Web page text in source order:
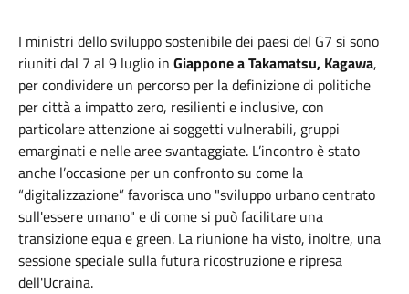
I ministri dello sviluppo sostenibile dei paesi del G7 si sono
riuniti dal 7 al 9 luglio in Giappone a Takamatsu, Kagawa,
per condividere un percorso per la definizione di politiche
per città a impatto zero, resilienti e inclusive, con
particolare attenzione ai soggetti vulnerabili, gruppi
emarginati e nelle aree svantaggiate. L’incontro è stato
anche l’occasione per un confronto su come la
“digitalizzazione” favorisca uno "sviluppo urbano centrato
sull'essere umano" e di come si può facilitare una
transizione equa e green. La riunione ha visto, inoltre, una
sessione speciale sulla futura ricostruzione e ripresa
dell'Ucraina.